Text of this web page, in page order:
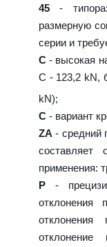
45 -
размерную
серии и
C - высокая
C - 123,2 kN,
kN);
C - вариант
ZA - средний
применения:
P -